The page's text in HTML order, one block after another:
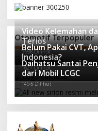
Otomotif Terpopuler
Video Kelemahan
Terios
2938 Dilihat
Belum Pakai CVT,
Indonesia?
1627 Dilihat
Daihatsu Santai
dari Mobil LCGC
1456 Dilihat